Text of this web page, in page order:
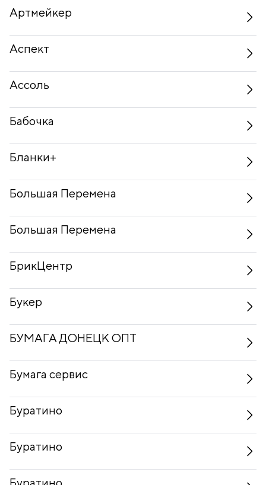
Артмейкер
Аспект
Ассоль
Бабочка
Бланки+
Большая Перемена
Большая Перемена
БрикЦентр
Букер
БУМАГА ДОНЕЦК ОПТ
Бумага сервис
Буратино
Буратино